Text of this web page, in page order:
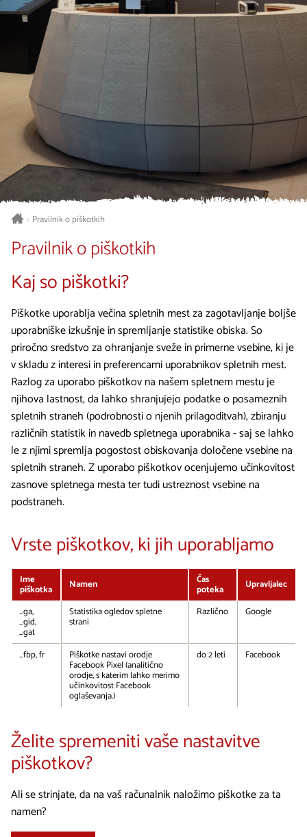
> Pravilnik o piškotkih
Pravilnik o piškotkih
Kaj so piškotki?
Piškotke uporablja večina spletnih mest za zagotavljanje boljše
uporabniške izkušnje in spremljanje statistike obiska. So
priročno sredstvo za ohranjanje sveže in primerne vsebine, ki je
v skladu z interesi in preferencami uporabnikov spletnih mest.
Razlog za uporabo piškotkov na našem spletnem mestu je
njihova lastnost, da lahko shranjujejo podatke o posameznih
spletnih straneh (podrobnosti o njenih prilagoditvah), zbiranju
različnih statistik in navedb spletnega uporabnika - saj se lahko
le z njimi spremlja pogostost obiskovanja določene vsebine na
spletnih straneh. Z uporabo piškotkov ocenjujemo učinkovitost
zasnove spletnega mesta ter tudi ustreznost vsebine na
podstraneh.
Vrste piškotkov, ki jih uporabljamo
Ime
piškotka Namen Čas
poteka
Upravljalec
_ga,
_gid,
_gat
Statistika ogledov spletne
strani
Različno Google
_fbp, fr Piškotke nastavi orodje
Facebook Pixel (analitično
orodje, s katerim lahko merimo
učinkovitost Facebook
oglaševanja.)
do 2 leti Facebook
Želite spremeniti vaše nastavitve
piškotkov?
Ali se strinjate, da na vaš računalnik naložimo piškotke za ta
namen?